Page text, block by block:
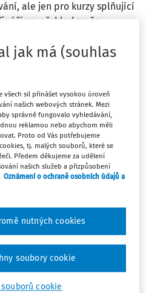
ale jen pro kurzy splňující
přehled změn.
praxi: aktuální otázky
zaměstnanců platem s sebou
Ať už jde o otázky
nebo z každodenní
na vybrané aktuální
náhradních dob pro ...
Dufková ,Ing. Šárka
jak má (souhlas
všech sil přinášet vysokou úroveň
našich webových stránek. Mezi
správně fungovalo vyhledávání,
reklamou nebo abychom měli
Proto od Vás potřebujeme
tj. malých souborů, které se
Předem děkujeme za udělení
našich služeb a přizpůsobení
Oznámení o ochraně osobních údajů a
cookie
nutných cookies
soubory cookie